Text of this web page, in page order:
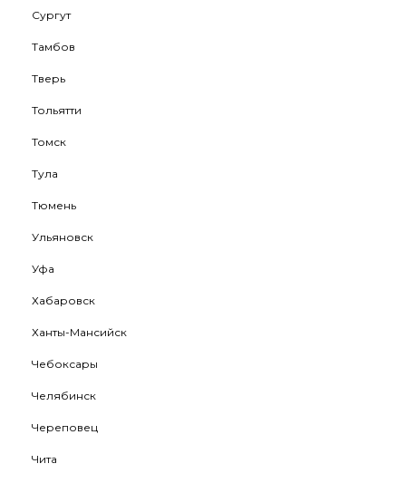
Сургут
Тамбов
Тверь
Тольятти
Томск
Тула
Тюмень
Ульяновск
Уфа
Хабаровск
Ханты-Мансийск
Чебоксары
Челябинск
Череповец
Чита